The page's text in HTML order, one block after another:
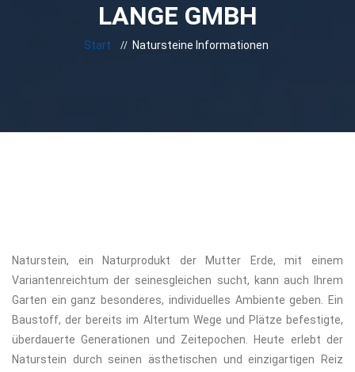
LANGE GMBH
Start Natursteine Informationen
Naturstein, ein Naturprodukt der Mutter Erde, mit einem
Variantenreichtum der seinesgleichen sucht, kann auch Ihrem
Garten ein ganz besonderes, individuelles Ambiente geben. Ein
Baustoff, der bereits im Altertum Wege und Plätze befestigte,
überdauerte Generationen und Zeitepochen. Heute erlebt der
Naturstein durch seinen ästhetischen und einzigartigen Reiz